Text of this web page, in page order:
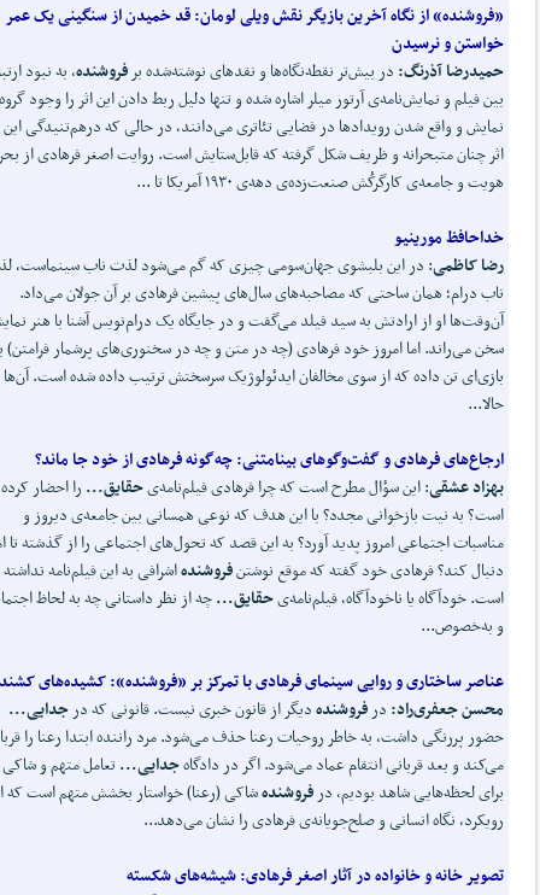
«فروشنده» از نگاه آخرین بازیگر نقش ویلی لومان:قد خمیدن از سنگینی یک عمر
خواستن و نرسیدن
حمیدرضا آذرنگ: در بیش‌تر نقطه‌نگاه‌ها و نقدهای نوشته‌شده برفروشنده، به نبود
بین فیلم و نمایش‌نامه‌ی آرتور میلر اشاره شده و تنها دلیل ربط دادن این اثر را وجود
نمایش و واقع شدن رویدادها در فضایی تئاتری می‌دانند، در حالی که درهم‌تنیدگی
اثر چنان متبحرانه و ظریف شکل گرفته که قابل‌ستایش است. روایت اصغر فرهادی از
هویت و جامعه‌ی کارگر‌کُش صنعت‌زده‌ی دهه‌ی ۱۹۳۰ آمریکا تا ...
خداحافظ مورینیو
رضا کاظمی: در این بلبشوی جهان‌سومی چیزی که گم می‌شود لذت ناب سینماست،
ناب درام؛ همان ساحتی که مصاحبه‌های سال‌های پیشین فرهادی بر آن جولان می‌داد.
آن‌وقت‌ها او از ارادتش به سید فیلد می‌گفت و در جایگاه یک درام‌نویس آشنا با هنر
سخن می‌راند. اما امروز خود فرهادی (چه در متن و چه در سخنوری‌های پرشمار فرامتن)
بازی‌ای تن داده که از سوی مخالفان ایدئولوژیک سرسختش ترتیب داده شده است. آن‌ها
حالا...
ارجاعهای فرهادی و گفتوگوهای بینامتنی:چهگونه فرهادی از خود جا ماند؟
بهزاد عشقی: این سؤال مطرح است که چرا فرهادی فیلم‌نامه‌یحقایق... را احضار کرده
است؟ به نیت بازخوانی مجدد؟ با این هدف که نوعی همسانی بین جامعه‌ی دیروز و
مناسبات اجتماعی امروز پدید آورد؟ به این قصد که تحول‌های اجتماعی را از گذشته تا
دنبال کند؟ فرهادی خود گفته که موقع نوشتنفروشندهاشرافی به این فیلم‌نامه نداشته
‌است. خودآگاه یا ناخودآگاه، فیلم‌نامه‌یحقایق...چه از نظر داستانی چه به لحاظ
و به‌خصوص...
عناصر ساختاری و روایی سینمای فرهادی با تمرکز بر «فروشنده»:کشیدههای
محسن جعفریراد: درفروشندهدیگر از قانون خبری نیست. قانونی که درجدایی...
حضور پررنگی داشت، به خاطر روحیات رعنا حذف می‌شود. مرد راننده ابتدا رعنا را
می‌کند و بعد قربانی انتقام عماد می‌شود. اگر در دادگاهجدایی...تعامل متهم و شاکی
برای لحظه‌هایی شاهد بودیم، درفروشندهشاکی (رعنا) خواستار بخشش متهم است که
رویکرد، نگاه انسانی و صلح‌جویانه‌ی فرهادی را نشان می‌دهد...
تصویر خانه و خانواده در آثار اصغر فرهادی:شیشههای شکسته